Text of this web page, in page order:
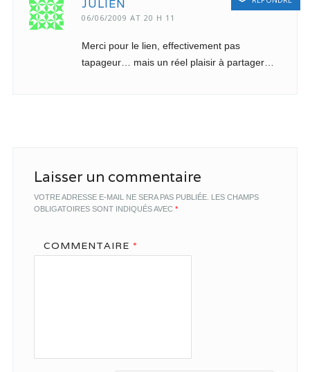
JULIEN
06/06/2009 AT 20 H 11
Merci pour le lien, effectivement pas
tapageur… mais un réel plaisir à partager…
Laisser un commentaire
VOTRE ADRESSE E-MAIL NE SERA PAS PUBLIÉE. LES CHAMPS
OBLIGATOIRES SONT INDIQUÉS AVEC *
COMMENTAIRE *